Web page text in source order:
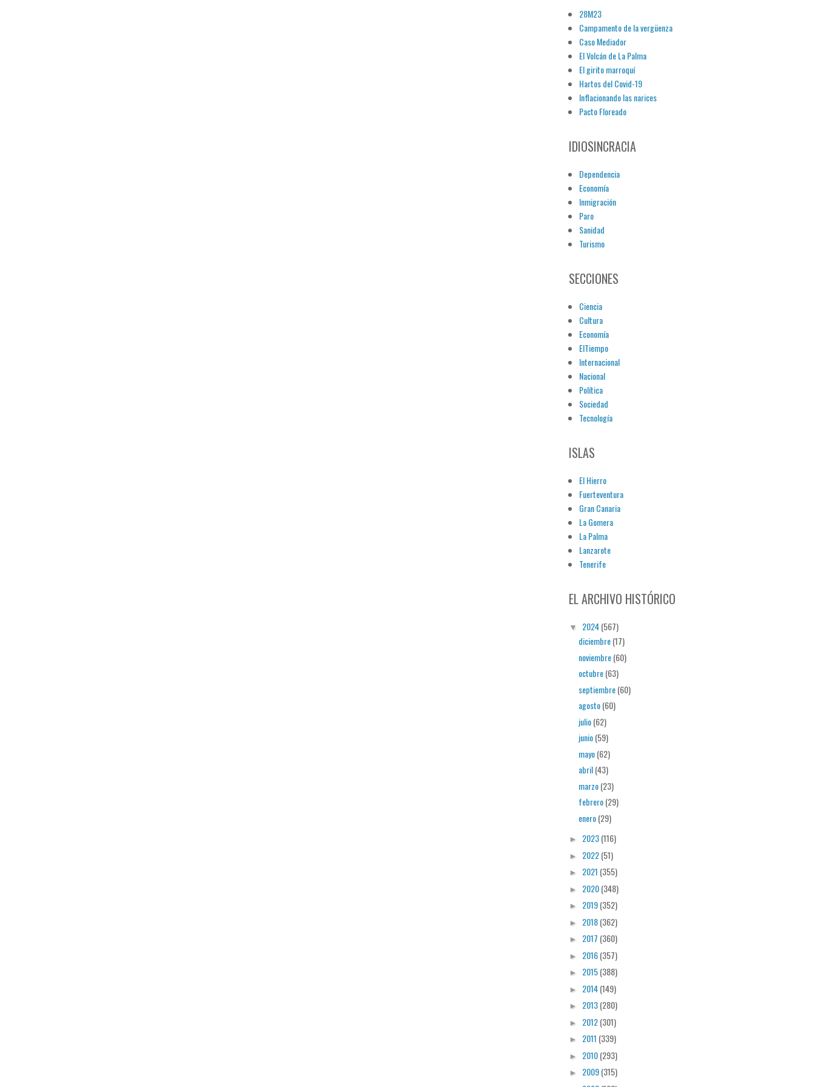
28M23
Campamento de la vergüenza
Caso Mediador
El Volcán de La Palma
El girito marroquí
Hartos del Covid-19
Inflacionando las narices
Pacto Floreado
IDIOSINCRACIA
Dependencia
Economía
Inmigración
Paro
Sanidad
Turismo
SECCIONES
Ciencia
Cultura
Economía
ElTiempo
Internacional
Nacional
Política
Sociedad
Tecnología
ISLAS
El Hierro
Fuerteventura
Gran Canaria
La Gomera
La Palma
Lanzarote
Tenerife
EL ARCHIVO HISTÓRICO
▼ 2024(567)
diciembre(17)
noviembre(60)
octubre(63)
septiembre(60)
agosto(60)
julio(62)
junio(59)
mayo(62)
abril(43)
marzo(23)
febrero(29)
enero(29)
► 2023(116)
► 2022(51)
► 2021 (355)
► 2020(348)
► 2019(352)
► 2018(362)
► 2017 (360)
► 2016(357)
► 2015(388)
► 2014(149)
► 2013(280)
► 2012(301)
► 2011 (339)
► 2010(293)
► 2009(315)